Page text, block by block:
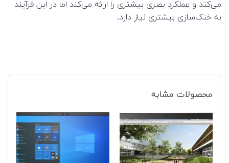
می‌کند و عملکرد بصری بیشتری را ارائه می‌کند اما در این فرآیند
به خنک‌سازی بیشتری نیاز دارد.
محصولات مشابه